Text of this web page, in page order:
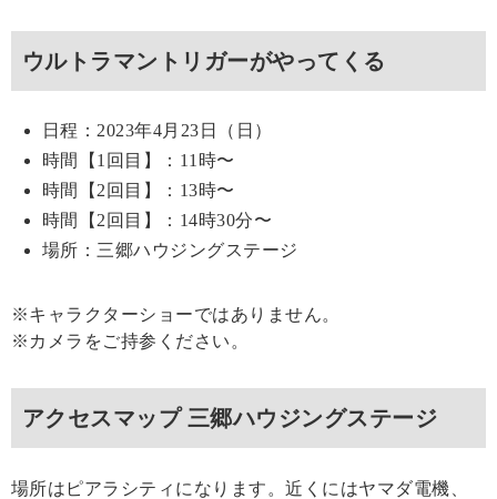
ウルトラマントリガーがやってくる
日程：2023年4月23日（日）
時間【1回目】：11時〜
時間【2回目】：13時〜
時間【2回目】：14時30分〜
場所：三郷ハウジングステージ
※キャラクターショーではありません。
※カメラをご持参ください。
アクセスマップ 三郷ハウジングステージ
場所はピアラシティになります。近くにはヤマダ電機、